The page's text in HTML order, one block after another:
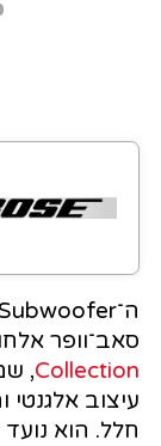
סאב־וופר
Collection
,
עיצוב
חלל. הוא